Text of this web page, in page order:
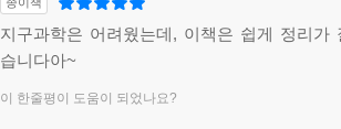
지구과학은 어려웠는데, 이책은 쉽게 정리가
습니다아~
이 한줄평이 도움이 되었나요?